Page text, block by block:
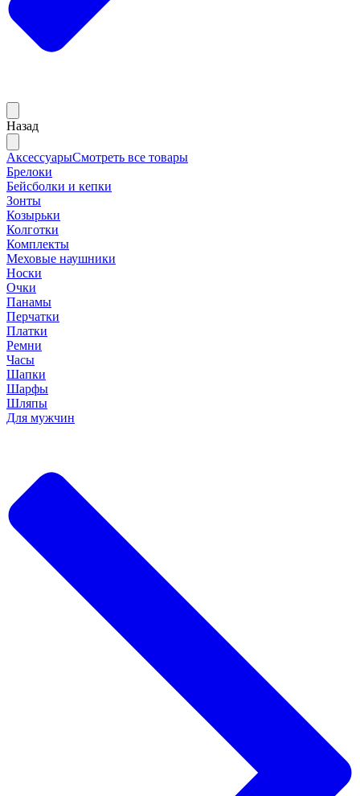
Назад
АксессуарыСмотреть все товары
Брелоки
Бейсболки и кепки
Зонты
Козырьки
Колготки
Комплекты
Меховые наушники
Носки
Очки
Панамы
Перчатки
Платки
Ремни
Часы
Шапки
Шарфы
Шляпы
Для мужчин